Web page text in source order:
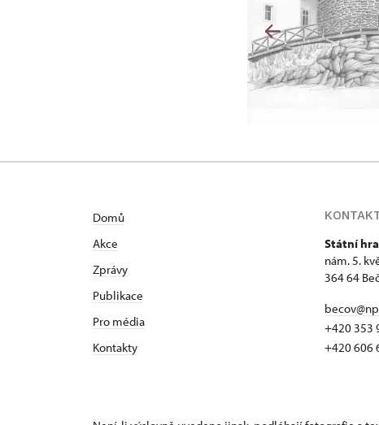
Domů
Akce
Zprávy
Publikace
Pro média
Kontakty
Státní
nám. 5.
364 64
+420 353
+420 606